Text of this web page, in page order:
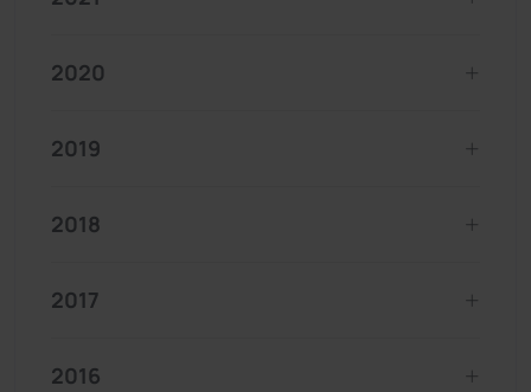
2020
2019
2018
2017
2016